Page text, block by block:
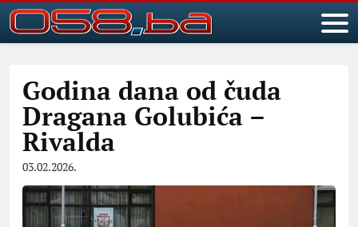
Godina dana od čuda
Dragana Golubića –
Rivalda
03.02.2026.